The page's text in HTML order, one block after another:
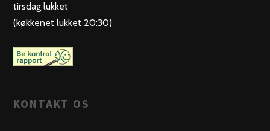
tirsdag lukket
(køkkenet lukket 20:30)
KONTAKT OS